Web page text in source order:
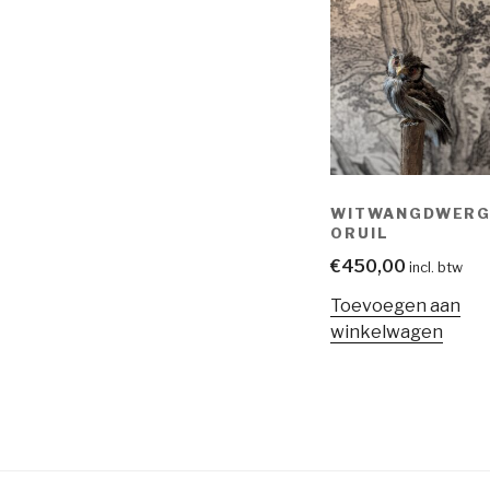
ORUIL
€450,00 incl. btw
Toevoegen aan
winkelwagen